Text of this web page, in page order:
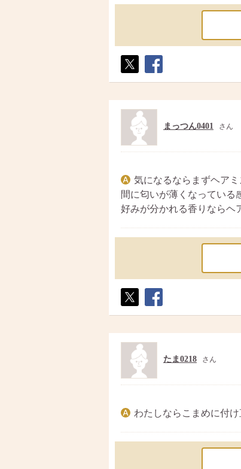
ト
ア
まっつん0401 さん
気になるならまずヘア
間に匂いが薄くなっている
好みが分かれる香りならヘ
ト
ア
たま0218 さん
わたしならこまめに付